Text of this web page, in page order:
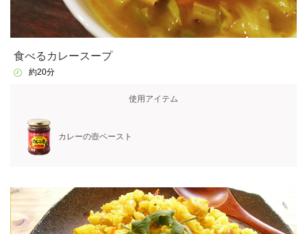
食べるカレースープ
約20分
使用アイテム
カレーの壺ペースト